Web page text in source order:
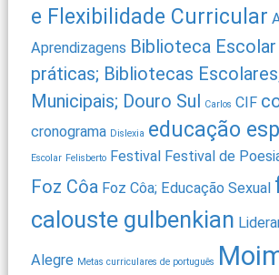
e Flexibilidade Curricular
Aprendizagens Biblioteca Escolar
práticas; Bibliotecas
Municipais; Douro Sul Carlos CIF
cronograma Dislexia educação
Escolar Felisberto Festival Festival de
Foz Côa Foz Côa; Educação Sexual
calouste gulbenkian
Alegre Metas curriculares de português